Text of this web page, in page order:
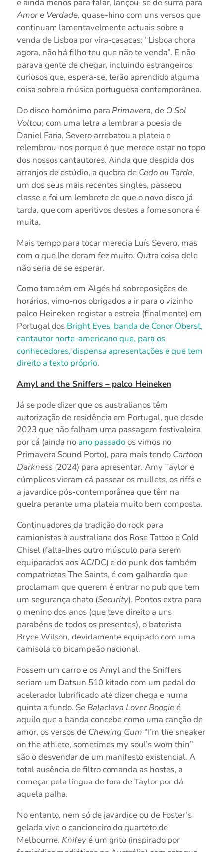
e ainda menos para falar, lançou-se de surra para
Amor e Verdade, quase-hino com uns versos que
continuam lamentavelmente actuais sobre a
venda de Lisboa por vira-casacas: “Lisboa chora
agora, não há filho teu que não te venda”. E não
parava gente de chegar, incluindo estrangeiros
curiosos que, espera-se, terão aprendido alguma
coisa sobre a música portuguesa contemporânea.
Do disco homónimo para Primavera, de O Sol
Voltou; com uma letra a lembrar a poesia de
Daniel Faria, Severo arrebatou a plateia e
relembrou-nos porque é que merece estar no topo
dos nossos cantautores. Ainda que despida dos
arranjos de estúdio, a quebra de Cedo ou Tarde,
um dos seus mais recentes singles, passeou
classe e foi um lembrete de que o novo disco já
tarda, que com aperitivos destes a fome sonora é
muita.
Mais tempo para tocar merecia Luís Severo, mas
com o que lhe deram fez muito. Outra coisa dele
não seria de se esperar.
Como também em Algés há sobreposições de
horários, vimo-nos obrigados a ir para o vizinho
palco Heineken registar a estreia (finalmente) em
Portugal dos Bright Eyes, banda de Conor Oberst,
cantautor norte-americano que, para os
conhecedores, dispensa apresentações e que tem
direito a texto próprio.
Amyl and the Sniffers – palco Heineken
Já se pode dizer que os australianos têm
autorização de residência em Portugal, que desde
2023 que não falham uma passagem festivaleira
por cá (ainda no ano passadoos vimos no
Primavera Sound Porto), para mais tendo Cartoon
Darkness(2024) para apresentar. Amy Taylor e
cúmplices vieram cá passear os mullets, os riffs e
a javardice pós-contemporânea que têm na
guelra perante uma plateia muito bem composta.
Continuadores da tradição do rock para
camionistas à australiana dos Rose Tattoo e Cold
Chisel (falta-lhes outro músculo para serem
equiparados aos AC/DC) e do punk dos também
compatriotas The Saints, é com galhardia que
proclamam que querem é entrar no pub que tem
um segurança chato (Security). Pontos extra para
o menino dos anos (que teve direito a uns
parabéns de todos os presentes), o baterista
Bryce Wilson, devidamente equipado com uma
camisola do bicampeão nacional.
Fossem um carro e os Amyl and the Sniffers
seriam um Datsun 510 kitado com um pedal do
acelerador lubrificado até dizer chega e numa
quinta a fundo. Se Balaclava Lover Boogieé
aquilo que a banda concebe como uma canção de
amor, os versos de Chewing Gum “I’m the sneaker
on the athlete, sometimes my soul’s worn thin”
são o desvendar de um manifesto existencial. A
total ausência de filtro comanda as hostes, a
começar pela língua de fora de Taylor por dá
aquela palha.
No entanto, nem só de javardice ou de Foster’s
gelada vive o cancioneiro do quarteto de
Melbourne. Knifeyé um grito (inspirado por